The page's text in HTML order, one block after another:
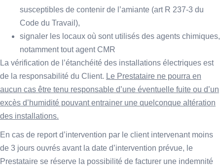
susceptibles de contenir de l’amiante (art R 237-3 du
Code du Travail),
signaler les locaux où sont utilisés des agents chimiques,
notamment tout agent CMR
La vérification de l’étanchéité des installations électriques est
de la responsabilité du Client. Le Prestataire ne pourra en
aucun cas être tenu responsable d’une éventuelle fuite ou d’un
excès d’humidité pouvant entrainer une quelconque altération
des installations.
En cas de report d’intervention par le client intervenant moins
de 3 jours ouvrés avant la date d’intervention prévue, le
Prestataire se réserve la possibilité de facturer une indemnité